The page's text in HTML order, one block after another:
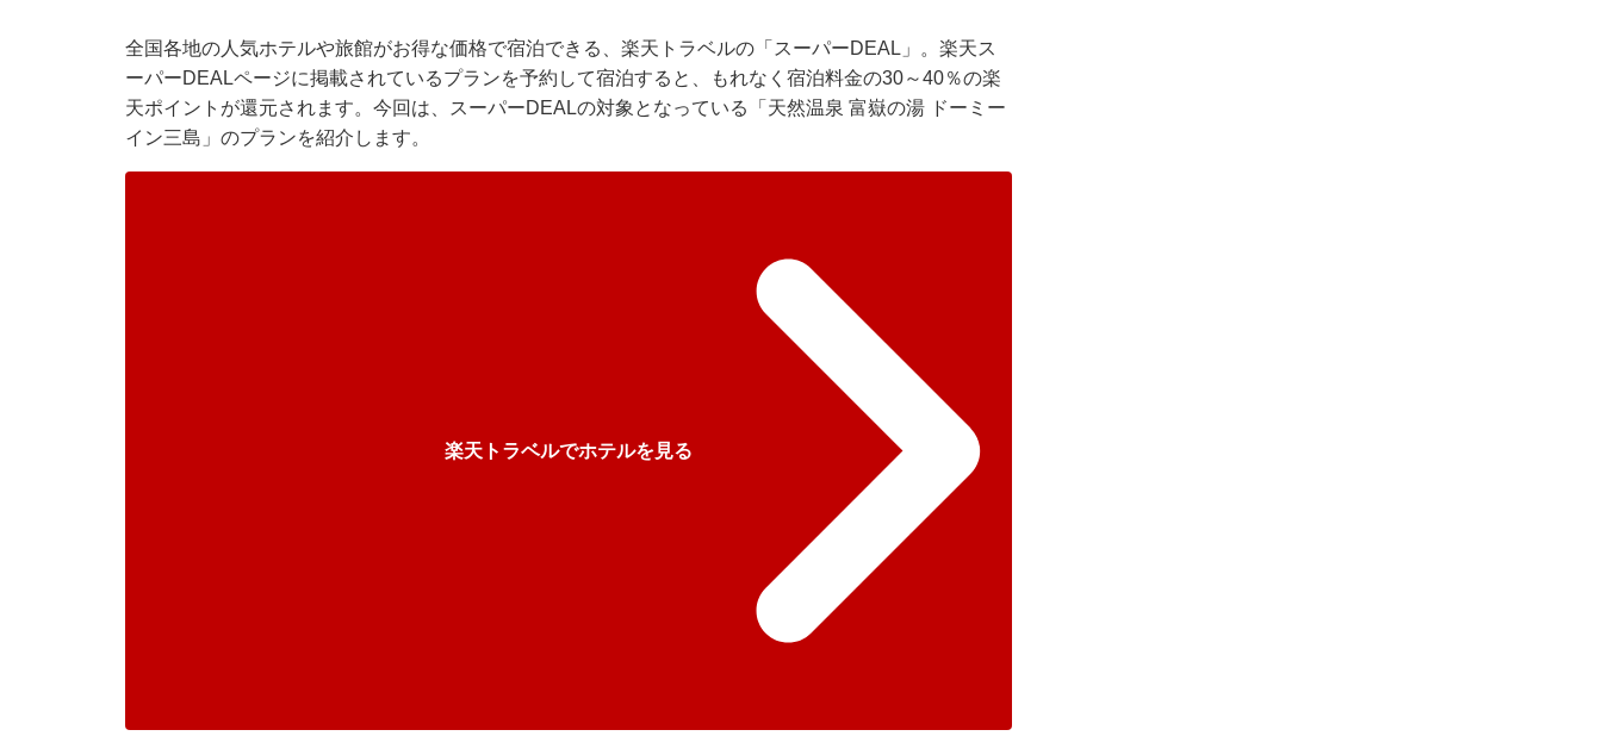
全国各地の人気ホテルや旅館がお得な価格で宿泊できる、 楽天トラベルの「スーパーDEAL」。楽天ス
ーパーDEALページに掲載されているプランを予約して宿泊すると、もれなく宿泊料金の30～40％の楽
天ポイントが還元されます。今回は、スーパーDEALの対象となっている「天然温泉 富嶽の湯 ドーミー
イン三島」のプランを紹介します。
楽天トラベルでホテルを見る